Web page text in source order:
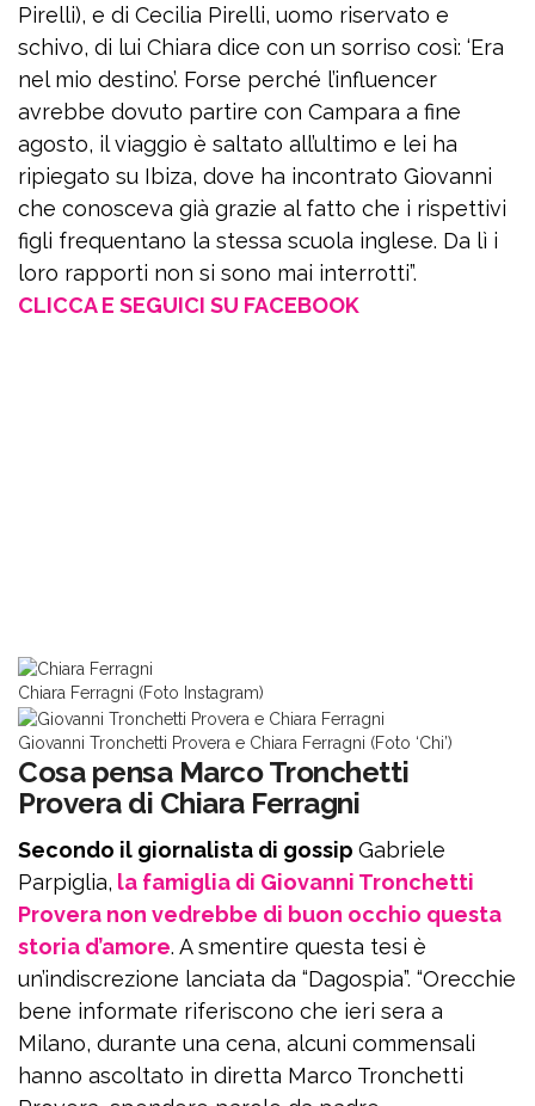
Pirelli), e di Cecilia Pirelli, uomo riservato e
schivo, di lui Chiara dice con un sorriso così: ‘Era
nel mio destino’. Forse perché l’influencer
avrebbe dovuto partire con Campara a fine
agosto, il viaggio è saltato all’ultimo e lei ha
ripiegato su Ibiza, dove ha incontrato Giovanni
che conosceva già grazie al fatto che i rispettivi
figli frequentano la stessa scuola inglese. Da lì i
loro rapporti non si sono mai interrotti”.
CLICCA E SEGUICI SU FACEBOOK
Chiara Ferragni (Foto Instagram)
Giovanni Tronchetti Provera e Chiara Ferragni (Foto ‘Chi’)
Cosa pensa Marco Tronchetti
Provera di Chiara Ferragni
Secondo il giornalista di gossip Gabriele
Parpiglia, la famiglia di Giovanni Tronchetti
Provera non vedrebbe di buon occhio questa
storia d’amore. A smentire questa tesi è
un’indiscrezione lanciata da “Dagospia”. “Orecchie
bene informate riferiscono che ieri sera a
Milano, durante una cena, alcuni commensali
hanno ascoltato in diretta Marco Tronchetti